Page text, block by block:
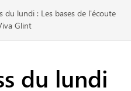
du lundi : Les bases de l'écoute
Glint
du lundi